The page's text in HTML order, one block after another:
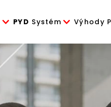
PYD Systém Výhody